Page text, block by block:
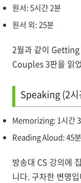
원서: 5시간 2분
원서 외: 25분
2월과 같이
Couples 3판을 읽
Speaking (2시
Memorizing: 1시간
Reading Aloud: 45분
방송대 CS 강의에
니다. 구차한 변명